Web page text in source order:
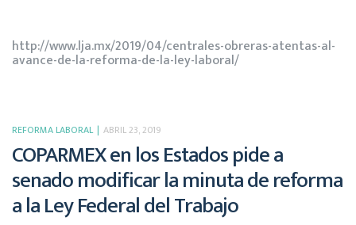
http://www.lja.mx/2019/04/centrales-obreras-atentas-al-
avance-de-la-reforma-de-la-ley-laboral/
REFORMA LABORAL ABRIL 23, 2019
COPARMEX en los Estados pide a
senado modificar la minuta de reforma
a la Ley Federal del Trabajo